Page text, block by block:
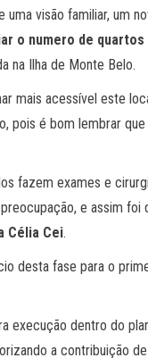
uma visão familiar, um
o numero de
na Ilha de Monte Belo.
mais acessível este
pois é bom lembrar
fazem exames e
e assim foi
Célia Cei.
desta fase para o
execução dentro do
a contribuição